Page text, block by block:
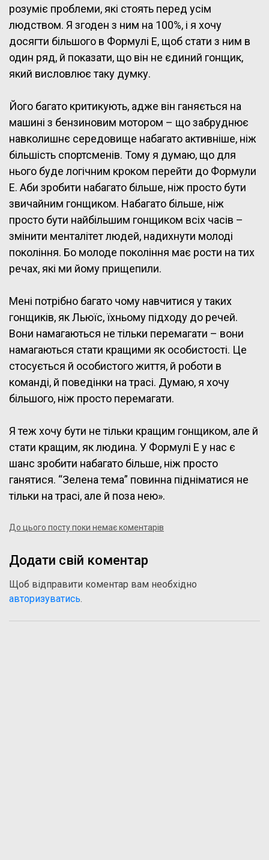
розуміє проблеми, які стоять перед усім
людством. Я згоден з ним на 100%, і я хочу
досягти більшого в Формулі Е, щоб стати з ним в
один ряд, й показати, що він не єдиний гонщик,
який висловлює таку думку.
Його багато критикують, адже він ганяється на
машині з бензиновим мотором – що забруднює
навколишнє середовище набагато активніше, ніж
більшість спортсменів. Тому я думаю, що для
нього буде логічним кроком перейти до Формули
Е. Аби зробити набагато більше, ніж просто бути
звичайним гонщиком. Набагато більше, ніж
просто бути найбільшим гонщиком всіх часів –
змінити менталітет людей, надихнути молоді
покоління. Бо молоде покоління має рости на тих
речах, які ми йому прищепили.
Мені потрібно багато чому навчитися у таких
гонщиків, як Льюїс, їхньому підходу до речей.
Вони намагаються не тільки перемагати – вони
намагаються стати кращими як особистості. Це
стосується й особистого життя, й роботи в
команді, й поведінки на трасі. Думаю, я хочу
більшого, ніж просто перемагати.
Я теж хочу бути не тільки кращим гонщиком, але й
стати кращим, як людина. У Формулі Е у нас є
шанс зробити набагато більше, ніж просто
ганятися. “Зелена тема” повинна підніматися не
тільки на трасі, але й поза нею».
До цього посту поки немає коментарів
Додати свій коментар
Щоб відправити коментар вам необхідно
авторизуватись.